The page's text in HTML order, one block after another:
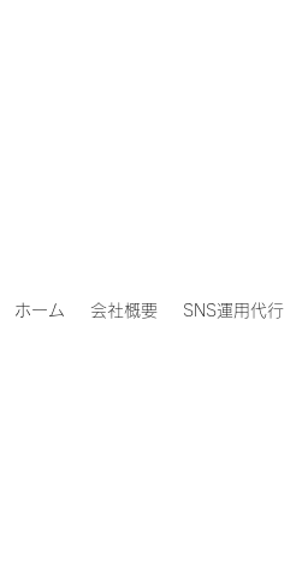
ホーム 会社概要 SNS運用代行